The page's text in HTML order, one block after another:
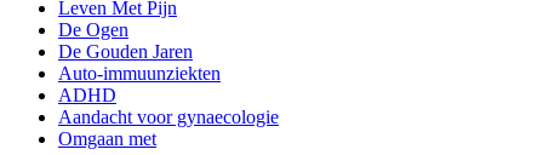
Leven Met Pijn
De Ogen
De Gouden Jaren
Auto-immuunziekten
ADHD
Aandacht voor gynaecologie
Omgaan met